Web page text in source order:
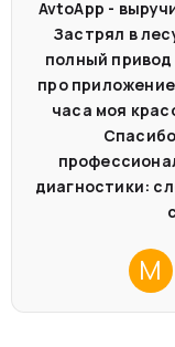
AvtoApp -
Застрял в
полный привод
про
часа моя
диагностики:
М